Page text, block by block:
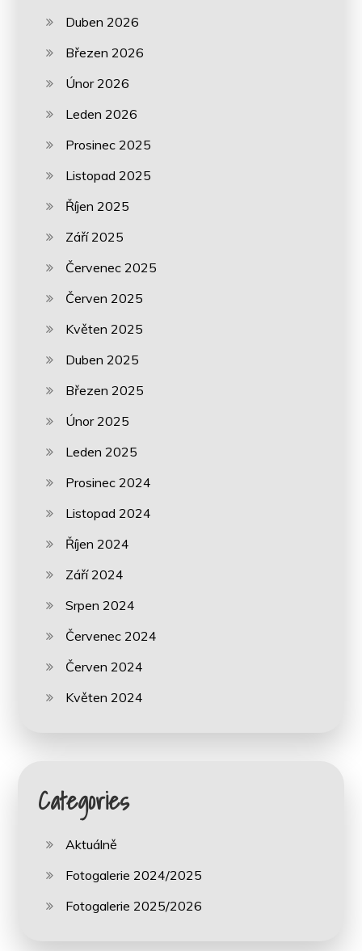
Duben 2026
Březen 2026
Únor 2026
Leden 2026
Prosinec 2025
Listopad 2025
Říjen 2025
Září 2025
Červenec 2025
Červen 2025
Květen 2025
Duben 2025
Březen 2025
Únor 2025
Leden 2025
Prosinec 2024
Listopad 2024
Říjen 2024
Září 2024
Srpen 2024
Červenec 2024
Červen 2024
Květen 2024
Categories
Aktuálně
Fotogalerie 2024/2025
Fotogalerie 2025/2026